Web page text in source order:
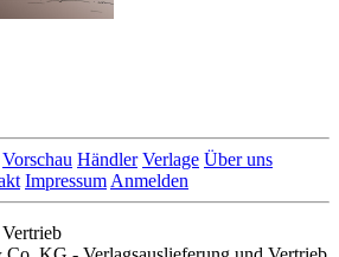
Vorschau Händler Verlage Über uns
Impressum Anmelden